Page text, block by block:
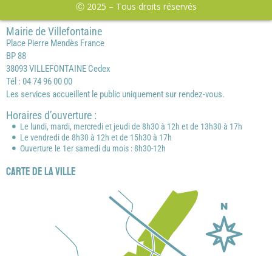
Ⓒ 2025 – Tous droits réservés
Mairie de Villefontaine
Place Pierre Mendès France
BP 88
38093 VILLEFONTAINE Cedex
Tél : 04 74 96 00 00
Les services accueillent le public uniquement sur rendez-vous.
Horaires d’ouverture :
Le lundi, mardi, mercredi et jeudi de 8h30 à 12h et de 13h30 à 17h
Le vendredi de 8h30 à 12h et de 15h30 à 17h
Ouverture le 1er samedi du mois : 8h30-12h
Carte de la ville